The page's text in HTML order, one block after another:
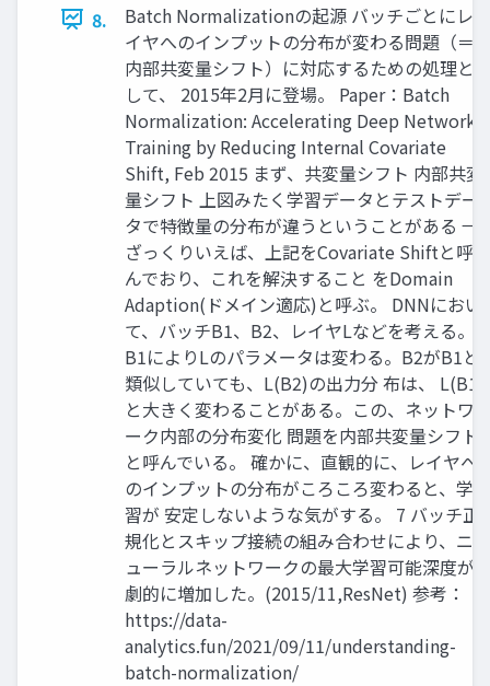
8.
Batch Normalizationの起源 バッチごとにレ
イヤへのインプットの分布が変わる問題（＝
内部共変量シフト）に対応するための処理と
して、 2015年2月に登場。 Paper：Batch
Normalization: Accelerating Deep Network
Training by Reducing Internal Covariate
Shift, Feb 2015 まず、共変量シフト 内部共変
量シフト 上図みたく学習データとテストデー
タで特徴量の分布が違うということがある →
ざっくりいえば、上記をCovariate Shiftと呼
んでおり、これを解決すること をDomain
Adaption(ドメイン適応)と呼ぶ。 DNNにおい
て、バッチB1、B2、レイヤLなどを考える。
B1によりLのパラメータは変わる。B2がB1と
類似していても、L(B2)の出力分 布は、 L(B1)
と大きく変わることがある。この、ネットワ
ーク内部の分布変化 問題を内部共変量シフト
と呼んでいる。 確かに、直観的に、レイヤへ
のインプットの分布がころころ変わると、学
習が 安定しないような気がする。 7 バッチ正
規化とスキップ接続の組み合わせにより、ニ
ューラルネットワークの最大学習可能深度が
劇的に増加した。(2015/11,ResNet) 参考：
https://data-
analytics.fun/2021/09/11/understanding-
batch-normalization/